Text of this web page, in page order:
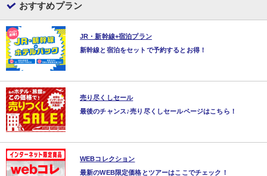
おすすめプラン
JR・新幹線+宿泊プラン
新幹線と宿泊をセットで予約するとお得！
売り尽くしセール
最後のチャンス♪売り尽くしセールページはこちら！
WEBコレクション
最新のWEB限定価格とツアーはここでチェック！